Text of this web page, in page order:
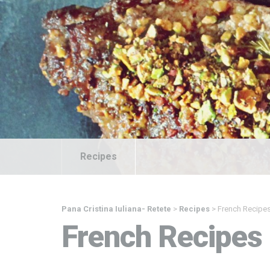
Recipes
Pana Cristina Iuliana- Retete > Recipes > French
French Recipes